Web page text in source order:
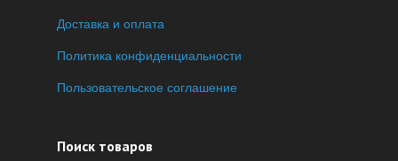
Доставка и оплата
Политика конфиденциальности
Пользовательское соглашение
Поиск товаров